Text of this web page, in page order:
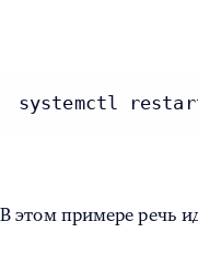
systemctl
В этом примере речь